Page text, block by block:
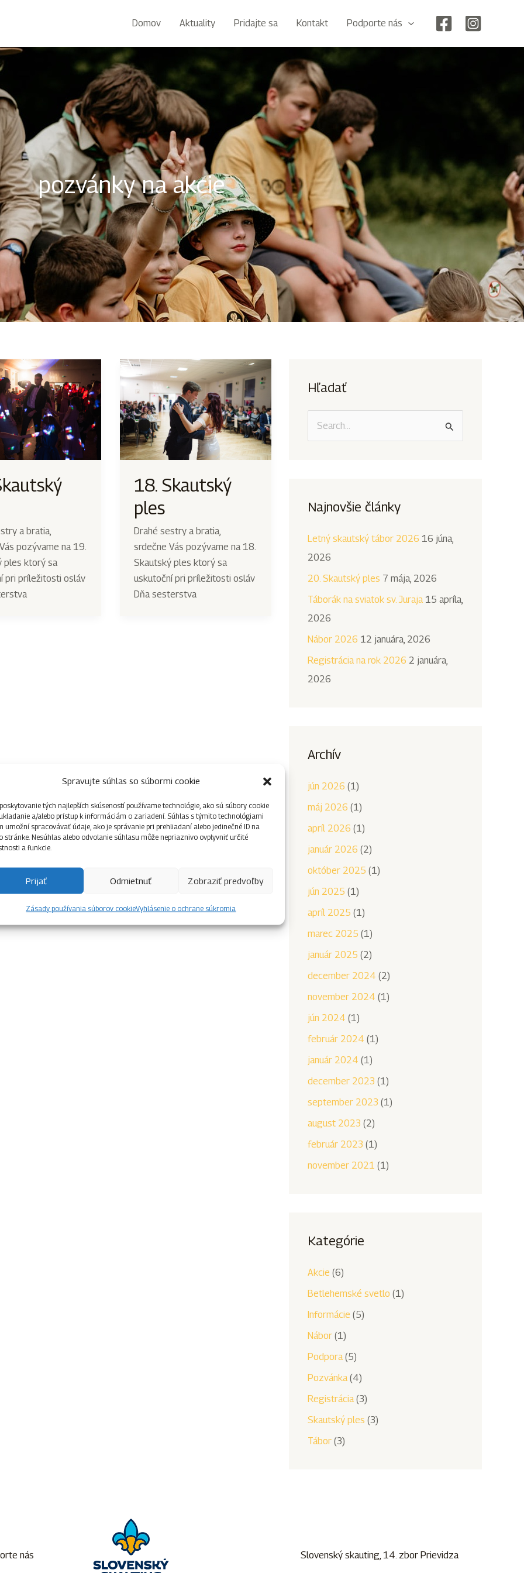
Spravujte súhlas so súbormi cookie
tých najlepších skúseností používame technológie, ako sú súbory cookie
a/alebo prístup k informáciám o zariadení. Súhlas s týmito technológiami
umožní spracovávať údaje, ako je správanie pri prehliadaní alebo jedinečné ID na
stránke. Nesúhlas alebo odvolanie súhlasu môže nepriaznivo ovplyvniť určité
a funkcie.
Prijať Odmietnuť Zobraziť predvoľby
Zásady používania súborov cookieVyhlásenie o ochrane súkromia
Domov Aktuality Pridajte sa Kontakt Podporte nás
pozvánky na akcie
a bratia,
pozývame na 19.
ples ktorý sa
pri príležitosti osláv
18. Skautský
ples
Drahé sestry a bratia,
srdečne Vás pozývame na 18.
Skautský ples ktorý sa
uskutoční pri príležitosti osláv
Dňa sesterstva
Hľadať
a
a
ť
:
Najnovšie články
Letný skautský tábor 2026 16 júna,
2026
20. Skautský ples 7 mája, 2026
Táborák na sviatok sv. Juraja 15 apríla,
2026
Nábor 2026 12 januára, 2026
Registrácia na rok 2026 2 januára,
2026
Archív
jún 2026 (1)
máj 2026 (1)
apríl 2026 (1)
január 2026 (2)
október 2025 (1)
jún 2025 (1)
apríl 2025 (1)
marec 2025 (1)
január 2025 (2)
december 2024 (2)
november 2024 (1)
jún 2024 (1)
február 2024 (1)
január 2024 (1)
december 2023 (1)
september 2023 (1)
august 2023 (2)
február 2023 (1)
november 2021 (1)
Kategórie
Akcie (6)
Betlehemské svetlo (1)
Informácie (5)
Nábor (1)
Podpora(5)
Pozvánka(4)
Registrácia(3)
Skautský ples (3)
Tábor (3)
nás Slovenský skauting, 14. zbor Prievidza